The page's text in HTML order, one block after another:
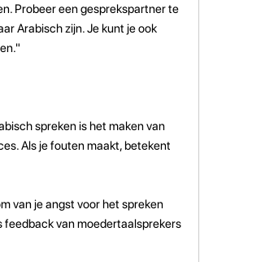
Probeer een gesprekspartner te
Arabisch zijn. Je kunt je ook
spreken is het maken van
Als je fouten maakt, betekent
van je angst voor het spreken
feedback van moedertaalsprekers